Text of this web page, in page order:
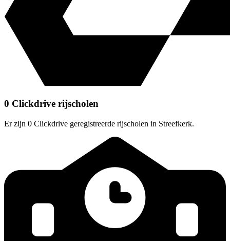
0 Clickdrive rijscholen
Er zijn 0 Clickdrive geregistreerde rijscholen in Streefkerk.